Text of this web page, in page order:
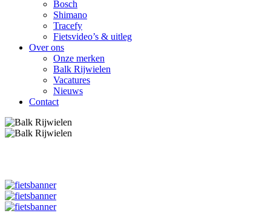
Bosch
Shimano
Tracefy
Fietsvideo’s & uitleg
Over ons
Onze merken
Balk Rijwielen
Vacatures
Nieuws
Contact